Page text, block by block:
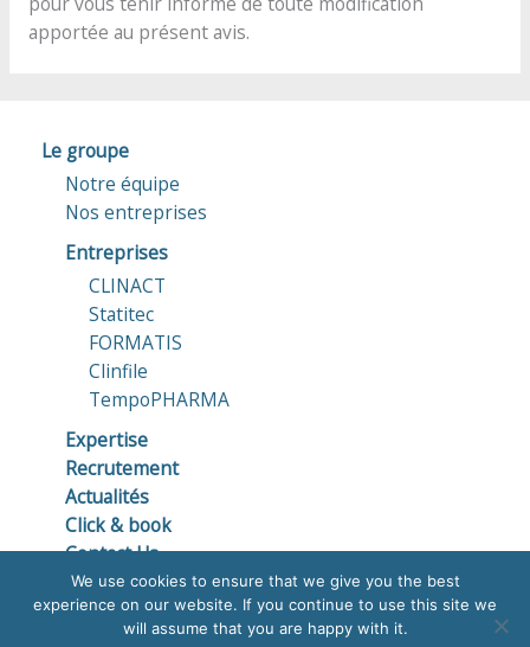
apportée au présent avis.
Le groupe
Notre équipe
Nos entreprises
Entreprises
CLINACT
Statitec
FORMATIS
Clinfile
TempoPHARMA
Expertise
Recrutement
Actualités
Click & book
Contact Us
Mentions légales
Avis relatif aux cookies
We use cookies to ensure that we give you the best
experience on our website. If you continue to use this site we
will assume that you are happy with it.